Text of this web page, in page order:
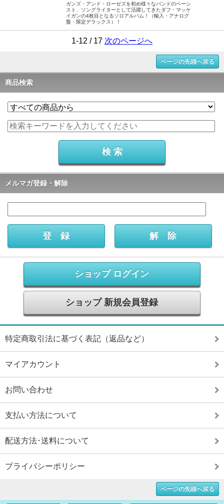
ガンズ・アンド・ローゼズを初め様々なバンドのベーシ
スト、ソングライターとして活躍してきたダフ・マッケ
イガンの4枚目となるソロアルバム！（輸入・アナログ
盤・限定デラックス）！
1-12 / 17 次のページへ
ページの先頭へ戻る
商品検索
メルマガ登録・解除
ショップ ログイン
ショップ 新規会員登録
特定商取引法に基づく表記（返品など）
マイアカウント
お問い合わせ
支払い方法について
配送方法･送料について
プライバシーポリシー
ページの先頭へ戻る